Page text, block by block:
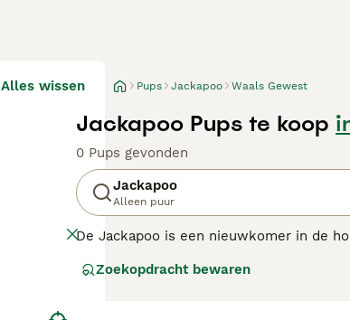
Alles wissen Pups Jackapoo Waals Gewest
Jackapoo Pups te koop
0 Pups gevonden
Jackapoo
Alleen puur
De Jackapoo is een nieuwkomer in de
aantal van de eigenschappen en
Zoekopdracht bewaren